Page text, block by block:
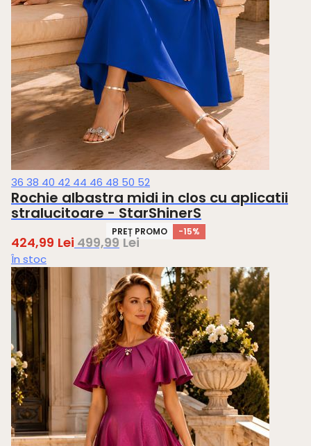
36 38 40 42 44 46 48 50 52
Rochie albastra midi in clos cu aplicatii
stralucitoare - StarShinerS
PREȚ PROMO -15%
424,99 Lei 499,99 Lei
În stoc